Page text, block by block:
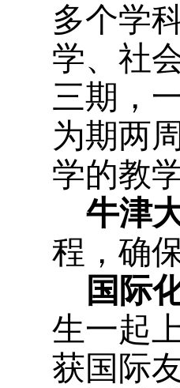
多个学
学、社
三期，
为期两
学的教
牛津
程，确
国际
生一起
获国际